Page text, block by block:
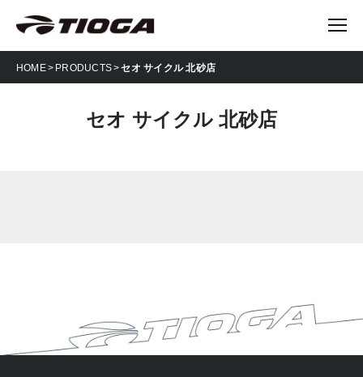
HOME PRODUCTS セオ サイクル 北砂店
セオ サイクル 北砂店